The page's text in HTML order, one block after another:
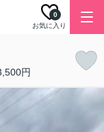
お気に入り
0
円